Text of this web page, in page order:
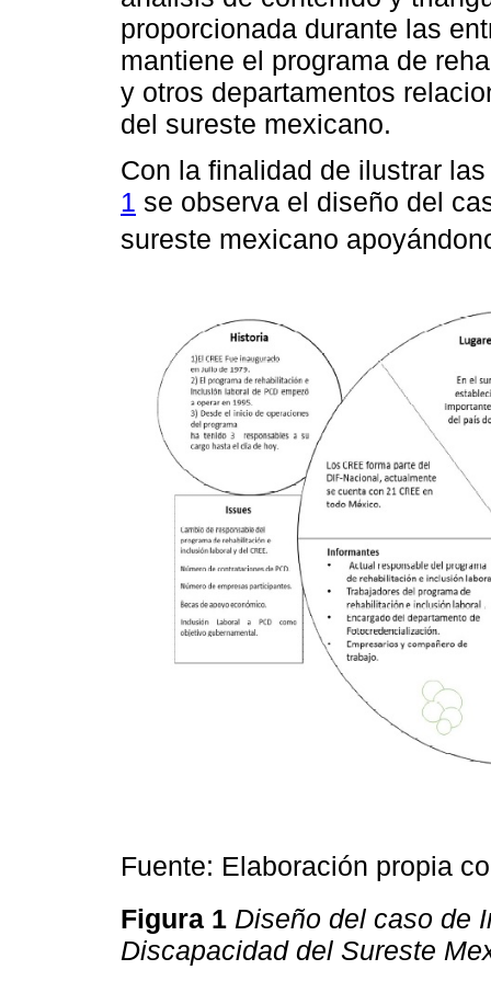
proporcionada durante las
mantiene el programa de
y otros departamentos
del sureste mexicano.
Con la finalidad de ilustrar
1 se observa el diseño del
sureste mexicano
Fuente: Elaboración propia
Figura 1 Diseño del caso de
Discapacidad del Sureste